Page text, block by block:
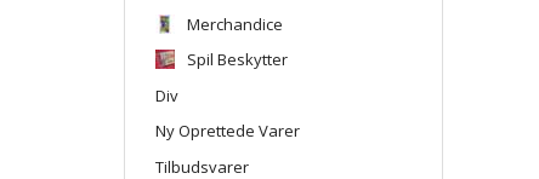
Merchandice
Spil Beskytter
Div
Ny Oprettede Varer
Tilbudsvarer